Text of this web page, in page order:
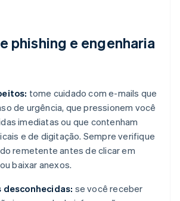
phishing e engenharia
tome cuidado com e-mails que
de urgência, que pressionem você
imediatas ou que contenham
e de digitação. Sempre verifique
remetente antes de clicar em
baixar anexos.
se você receber